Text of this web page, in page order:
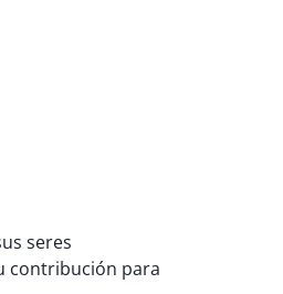
seres
contribución para